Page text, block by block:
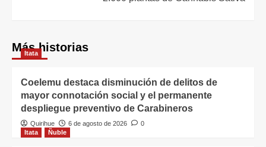
Más historias
Itata
Coelemu destaca disminución de delitos de
mayor connotación social y el permanente
despliegue preventivo de Carabineros
Quirihue 6 de agosto de 2026
0
Itata
Ñuble